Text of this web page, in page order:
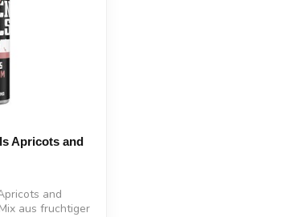
Apricots and
and
aus fruchtiger